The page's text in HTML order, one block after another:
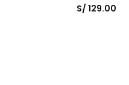
S/ 129.00